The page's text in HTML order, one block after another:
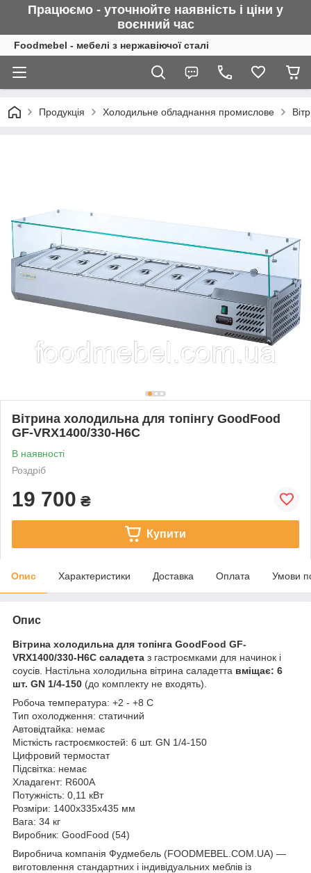
Працюємо - уточнюйте наявність і ціни у
воєнний час
Foodmebel - мебелі з нержавіючої сталі
Продукція Холодильне обладнання промислове
Вітрина холодильна для топінгу GoodFood
GF-VRX1400/330-H6C
В наявності
Роздріб
19 700 ₴
Купити
Опис Характеристики Доставка Оплата Умови
Опис
Вітрина холодильна для топінга GoodFood GF-
VRX1400/330-H6C саладета з гастроємками для начинок і
соусів. Настільна холодильна вітрина саладетта вміщає: 6
шт. GN 1/4-150 (до комплекту не входять).
Робоча температура: +2 - +8 C
Тип охолодження: статичний
Автовідтайка: немає
Місткість гастроємкостей: 6 шт. GN 1/4-150
Цифровий термостат
Підсвітка: немає
Хладагент: R600A
Потужність: 0,11 кВт
Розміри: 1400х335х435 мм
Вага: 34 кг
Виробник: GoodFood (54)
Виробнича компанія Фудмебель (FOODMEBEL.СOM.UA) —
виготовлення стандартних і індивідуальних меблів із